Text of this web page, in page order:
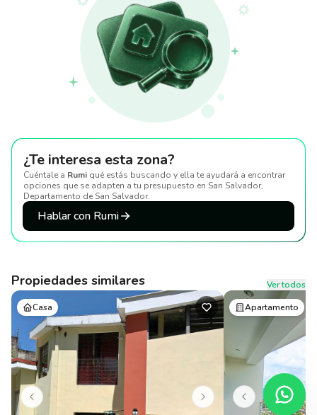
¿Te interesa esta zona?
Cuéntale a Rumi qué estás buscando y ella te ayudará a encontrar
opciones que se adapten a tu presupuesto en San Salvador,
Departamento de San Salvador.
Hablar con Rumi
Propiedades similares
Ver todos
Casa
Apartamento